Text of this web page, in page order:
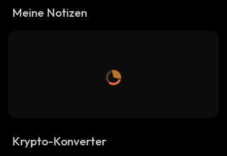
Meine Notizen
Krypto-Konverter